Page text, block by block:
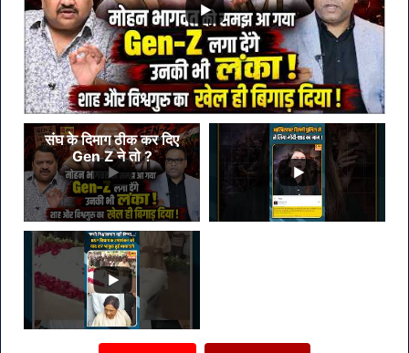
संघ के दिमाग ठीक कर दिए
Gen Z ने तो ?